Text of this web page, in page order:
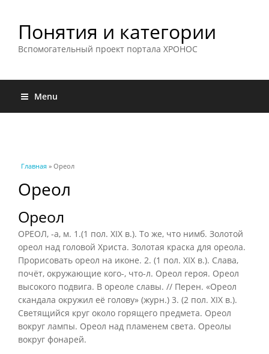
Понятия и категории
Вспомогательный проект портала ХРОНОС
Menu
Вы здесь
Главная » Ореол
Ореол
Ореол
ОРЕОЛ, -а, м. 1.(1 пол. XIX в.). То же, что нимб. Золотой
ореол над головой Христа. Золотая краска для ореола.
Прорисовать ореол на иконе. 2. (1 пол. XIX в.). Слава,
почёт, окружающие кого-, что-л. Ореол героя. Ореол
высокого подвига. В ореоле славы. // Перен. «Ореол
скандала окружил её голову» (журн.) 3. (2 пол. XIX в.).
Светящийся круг около горящего предмета. Ореол
вокруг лампы. Ореол над пламенем света. Ореолы
вокруг фонарей.